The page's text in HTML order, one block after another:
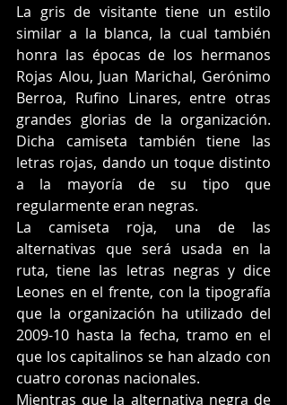
La gris de visitante tiene un estilo
similar a la blanca, la cual también
honra las épocas de los hermanos
Rojas Alou, Juan Marichal, Gerónimo
Berroa, Rufino Linares, entre otras
grandes glorias de la organización.
Dicha camiseta también tiene las
letras rojas, dando un toque distinto
a la mayoría de su tipo que
regularmente eran negras.
La camiseta roja, una de las
alternativas que será usada en la
ruta, tiene las letras negras y dice
Leones en el frente, con la tipografía
que la organización ha utilizado del
2009-10 hasta la fecha, tramo en el
que los capitalinos se han alzado con
cuatro coronas nacionales.
Mientras que la alternativa negra de